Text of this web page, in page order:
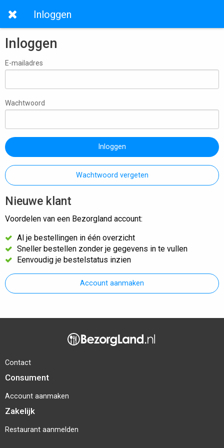
Inloggen
Inloggen
E-mailadres
Wachtwoord
Inloggen
Wachtwoord vergeten
Nieuwe klant
Voordelen van een Bezorgland account:
Al je bestellingen in één overzicht
Sneller bestellen zonder je gegevens in te vullen
Eenvoudig je bestelstatus inzien
Account aanmaken
Contact
Consument
Account aanmaken
Zakelijk
Restaurant aanmelden